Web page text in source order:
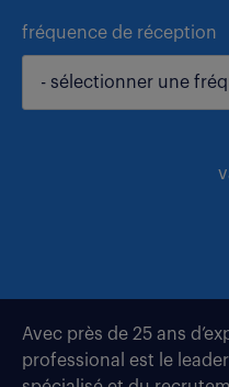
fréquence de réception
- sélectionner une
Avec près de 25 ans
professional est le